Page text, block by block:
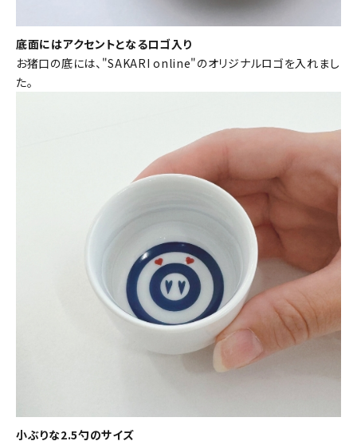
底面にはアクセントとなるロゴ入り
お猪口の底には、"SAKARI online"のオリジナルロゴを入れまし
た。
小ぶりな2.5勺のサイズ